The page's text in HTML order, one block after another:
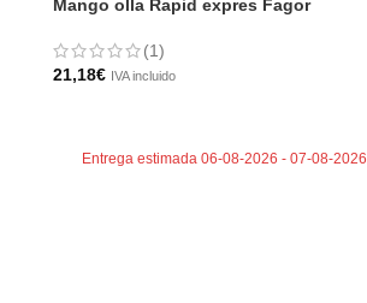
Mango olla Rapid expres Fagor
(1)
21,18€ IVA incluido
Entrega estimada 06-08-2026 - 07-08-2026